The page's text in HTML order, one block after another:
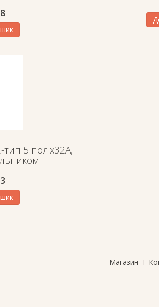
5 пол.х32А,
Магазин